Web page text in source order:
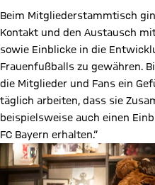
Beim Mitgliederstammtisch
Kontakt und den Austausch
sowie Einblicke in die
Frauenfußballs zu gewähren.
die Mitglieder und Fans ein
täglich arbeiten, dass sie
beispielsweise auch einen
FC Bayern erhalten.“